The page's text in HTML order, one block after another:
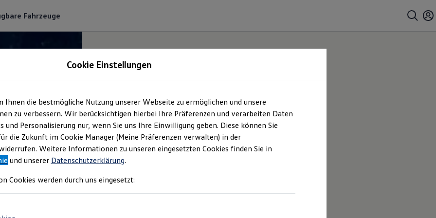
Fahrzeuge
Cookie Einstellungen
Ihnen die bestmögliche Nutzung unserer Webseite zu ermöglichen und unsere
zu verbessern. Wir berücksichtigen hierbei Ihre Präferenzen und verarbeiten Daten
Personalisierung nur, wenn Sie uns Ihre Einwilligung geben. Diese können Sie
die Zukunft im Cookie Manager (Meine Präferenzen verwalten) in der
Weitere Informationen zu unseren eingesetzten Cookies finden Sie in
und unserer Datenschutzerklärung.
Cookies werden durch uns eingesetzt: